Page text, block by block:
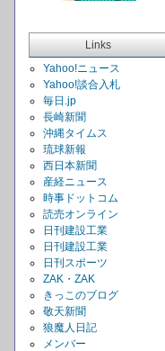
Links
Yahoo!ニュース
Yahoo!談合入札
毎日.jp
長崎新聞
沖縄タイムス
琉球新報
西日本新聞
産経ニュース
時事ドットコム
読売オンライン
日刊建設工業
日刊建設工業
日刊スポーツ
ZAK・ZAK
きっこのブログ
敬天新聞
狼魔人日記
メンバー